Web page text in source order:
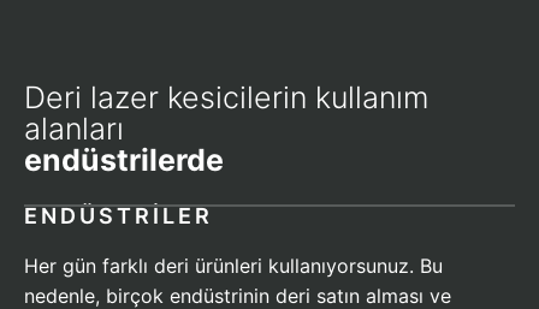
Deri lazer kesicilerin kullanım
alanları
endüstrilerde
ENDÜSTRILER
Her gün farklı deri ürünleri kullanıyorsunuz. Bu
nedenle, birçok endüstrinin deri satın alması ve